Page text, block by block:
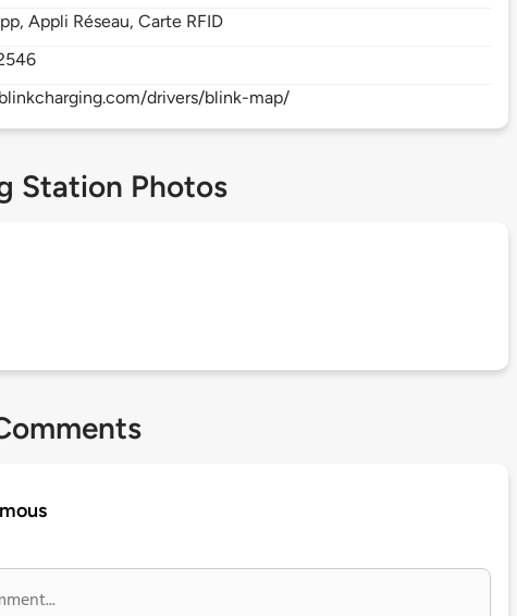
Appli Réseau, Carte RFID
drivers/blink-map/
Station Photos